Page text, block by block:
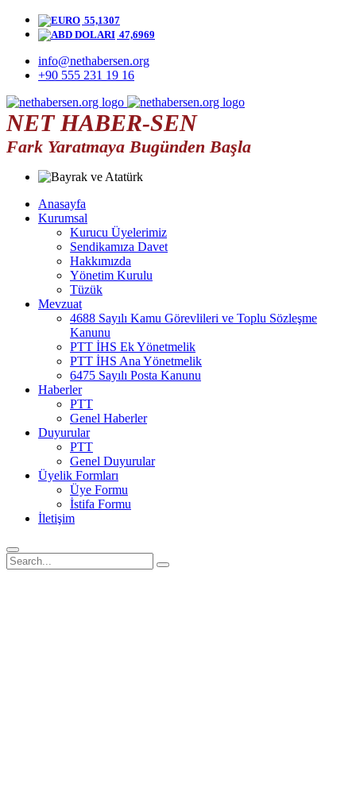
55,1307
47,6969
info@nethabersen.org
+90 555 231 19 16
NET HABER-SEN
Fark Yaratmaya Bugünden Başla
Anasayfa
Kurumsal
Kurucu Üyelerimiz
Sendikamıza Davet
Hakkımızda
Yönetim Kurulu
Tüzük
Mevzuat
4688 Sayılı Kamu Görevlileri ve Toplu Sözleşme
Kanunu
PTT İHS Ek Yönetmelik
PTT İHS Ana Yönetmelik
6475 Sayılı Posta Kanunu
Haberler
PTT
Genel Haberler
Duyurular
PTT
Genel Duyurular
Üyelik Formları
Üye Formu
İstifa Formu
İletişim